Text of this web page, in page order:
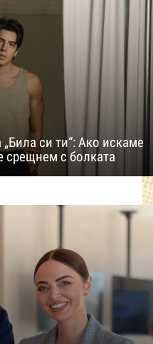
си ти“: Ако искаме
срещнем с болката